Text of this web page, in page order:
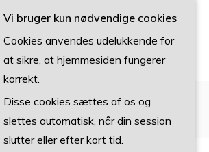
Vi bruger kun nødvendige cookies
Cookies anvendes udelukkende for
at sikre, at hjemmesiden fungerer
korrekt.
Disse cookies sættes af os og
slettes automatisk, når din session
slutter eller efter kort tid.